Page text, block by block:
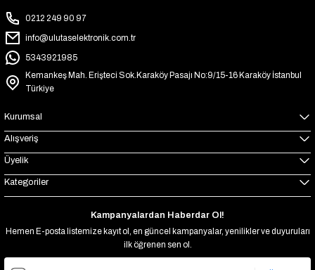
0212 249 90 97
info@ulutaselektronik.com.tr
5343921985
Kemankeş Mah. Erişteci Sok.Karaköy Pasajı No:9/15-16 Karaköy İstanbul
Türkiye
Kurumsal
Alışveriş
Üyelik
Kategoriler
Kampanyalardan Haberdar Ol!
Hemen E-posta listemize kayıt ol, en güncel kampanyalar, yenilikler ve duyuruları
ilk öğrenen sen ol.